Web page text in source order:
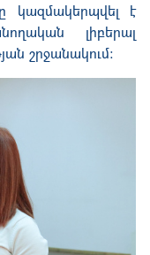
կազմակերպվել է
լիբերալ
շրջանակում։